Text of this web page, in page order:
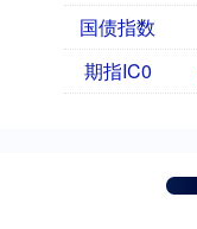
国债指数
期指IC0